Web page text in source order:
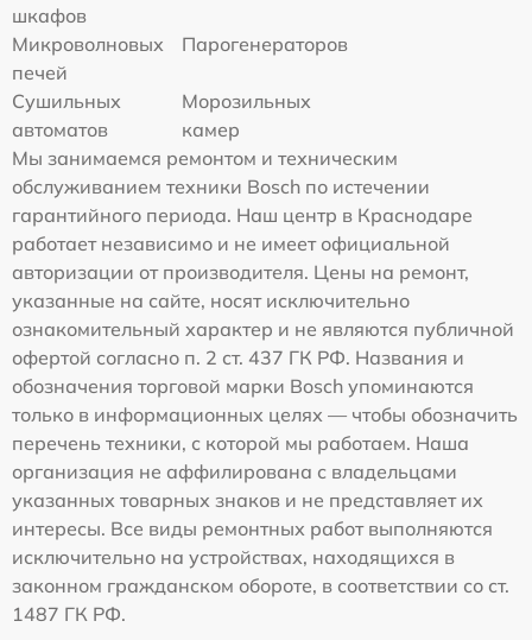
шкафов
Микроволновых
печей
Парогенераторов
Сушильных
автоматов
Морозильных
камер
Мы занимаемся ремонтом и техническим
обслуживанием техники Bosch по истечении
гарантийного периода. Наш центр в Краснодаре
работает независимо и не имеет официальной
авторизации от производителя. Цены на ремонт,
указанные на сайте, носят исключительно
ознакомительный характер и не являются публичной
офертой согласно п. 2 ст. 437 ГК РФ. Названия и
обозначения торговой марки Bosch упоминаются
только в информационных целях — чтобы обозначить
перечень техники, с которой мы работаем. Наша
организация не аффилирована с владельцами
указанных товарных знаков и не представляет их
интересы. Все виды ремонтных работ выполняются
исключительно на устройствах, находящихся в
законном гражданском обороте, в соответствии со ст.
1487 ГК РФ.